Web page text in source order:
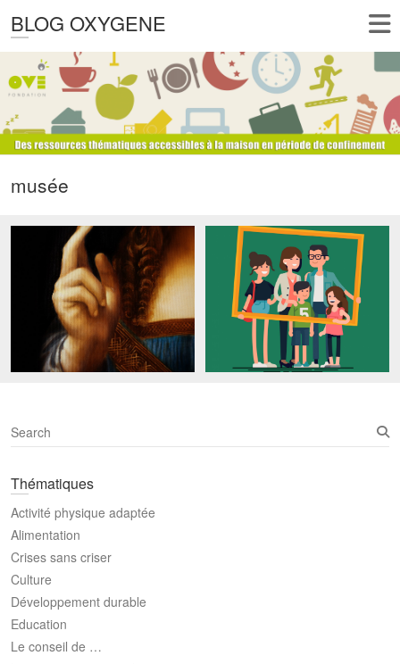
BLOG OXYGENE
musée
S
e
r
h
Thématiques
Activité physique adaptée
Alimentation
Crises sans criser
Culture
Développement durable
Education
Le conseil de …